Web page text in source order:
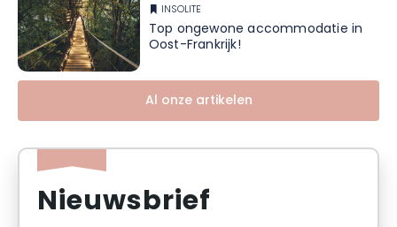
INSOLITE
Top ongewone accommodatie in
Oost-Frankrijk!
Al onze artikelen
Nieuwsbrief